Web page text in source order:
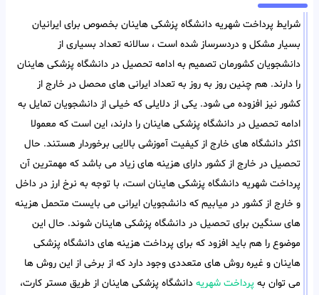
شرایط پرداخت شهریه دانشگاه پزشکی هاینان بخصوص برای ایرانیان
بسیار مشکل و دردسرساز شده است ، سالانه تعداد بسیاری از
دانشجویان کشورمان تصمیم به ادامه تحصیل در دانشگاه پزشکی هاینان
را دارند. هم چنین روز به روز به تعداد ایرانی های محصل در خارج از
کشور نیز افزوده می شود. یکی از دلایلی که خیلی از دانشجویان تمایل به
ادامه تحصیل در دانشگاه پزشکی هاینان را دارند، این است که معمولا
اکثر دانشگاه های خارج از کیفیت آموزشی بالایی برخوردار هستند. حال
تحصیل در خارج از کشور دارای هزینه های زیاد می باشد که مهمترین آن
پرداخت شهریه دانشگاه پزشکی هاینان است، با توجه به نرخ ارز در داخل
و خارج از کشور در میابیم که دانشجویان ایرانی می بایست متحمل هزینه
های سنگین برای تحصیل در دانشگاه پزشکی هاینان شوند. حال این
موضوع را هم باید افزود که برای پرداخت هزینه های دانشگاه پزشکی
هاینان و غیره روش های متعددی وجود دارد که از برخی از این روش ها
می توان به پرداخت شهریه دانشگاه پزشکی هاینان از طریق مستر کارت،